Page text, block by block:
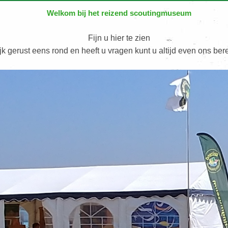
Welkom bij het reizend scoutingmuseum
Fijn u hier te zien
gerust eens rond en heeft u vragen kunt u altijd even ons